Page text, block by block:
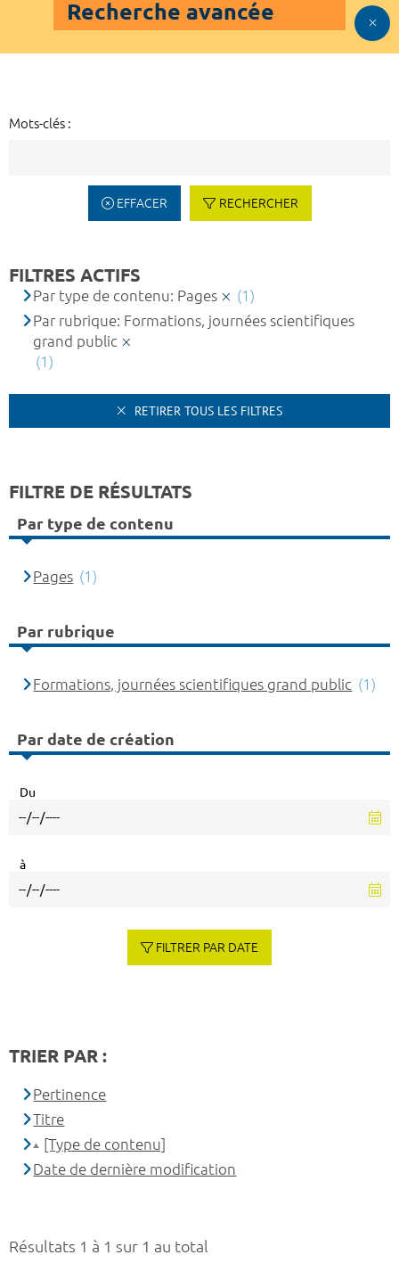
Recherche avancée
Mots-clés :
EFFACER RECHERCHER
Résultats 1 à 1 sur 1 au total
FILTRES ACTIFS
Par type de contenu: Pages
(1)
Par rubrique: Formations, journées scientifiques
grand public
(1)
RETIRER TOUS LES FILTRES
FILTRE DE RÉSULTATS
Par type de contenu
Pages (1)
Par rubrique
Formations, journées scientifiques grand public (1)
Par date de création
Du
à
FILTRER PAR DATE
TRIER PAR :
Pertinence
Titre
[Type de contenu]
Date de dernière modification